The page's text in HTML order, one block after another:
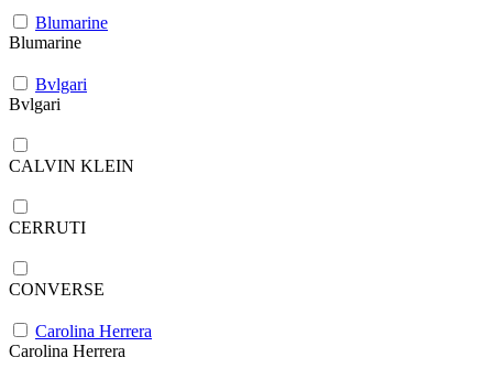
Blumarine
Blumarine
Bvlgari
Bvlgari
CALVIN KLEIN
CERRUTI
CONVERSE
Carolina Herrera
Carolina Herrera